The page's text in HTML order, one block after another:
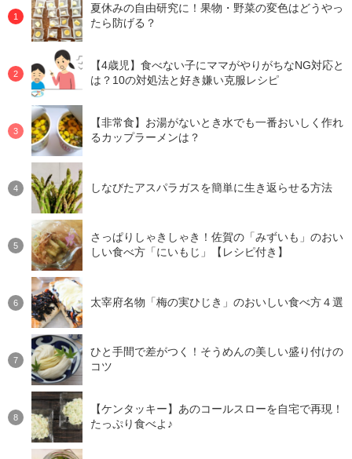
夏休みの自由研究に！果物・野菜の変色はどうやっ
たら防げる？
【4歳児】食べない子にママがやりがちなNG対応と
は？10の対処法と好き嫌い克服レシピ
【非常食】お湯がないとき水でも一番おいしく作れ
るカップラーメンは？
しなびたアスパラガスを簡単に生き返らせる方法
さっぱりしゃきしゃき！佐賀の「みずいも」のおい
しい食べ方「にいもじ」【レシピ付き】
太宰府名物「梅の実ひじき」のおいしい食べ方４選
ひと手間で差がつく！そうめんの美しい盛り付けの
コツ
【ケンタッキー】あのコールスローを自宅で再現！
たっぷり食べよ♪